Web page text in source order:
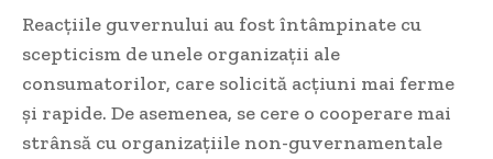
Reacțiile guvernului au fost întâmpinate cu
scepticism de unele organizații ale
consumatorilor, care solicită acțiuni mai ferme
și rapide. De asemenea, se cere o cooperare mai
strânsă cu organizațiile non-guvernamentale